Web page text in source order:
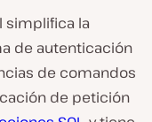
simplifica la
de autenticación
de comandos
de petición